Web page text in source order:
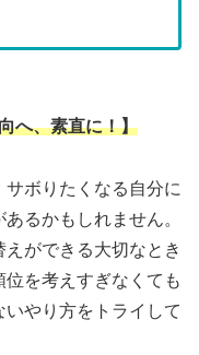
へ、素直に！】
ボりたくなる自分に
るかもしれません。
ができる大切なとき
を考えすぎなくても
やり方をトライして